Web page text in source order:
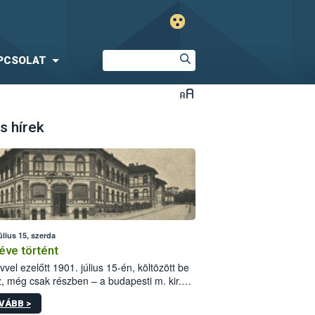
hírek
15, szerda
történt
ezelőtt 1901. július 15-én, költözött be
még csak részben – a budapesti m. kir.
állomás a Kis Rókus utca
alatti, Czigler Győző által tervezett új
>